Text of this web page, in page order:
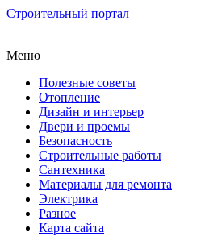
Строительный портал
Меню
Полезные советы
Отопление
Дизайн и интерьер
Двери и проемы
Безопасность
Строительные работы
Сантехника
Материалы для ремонта
Электрика
Разное
Карта сайта